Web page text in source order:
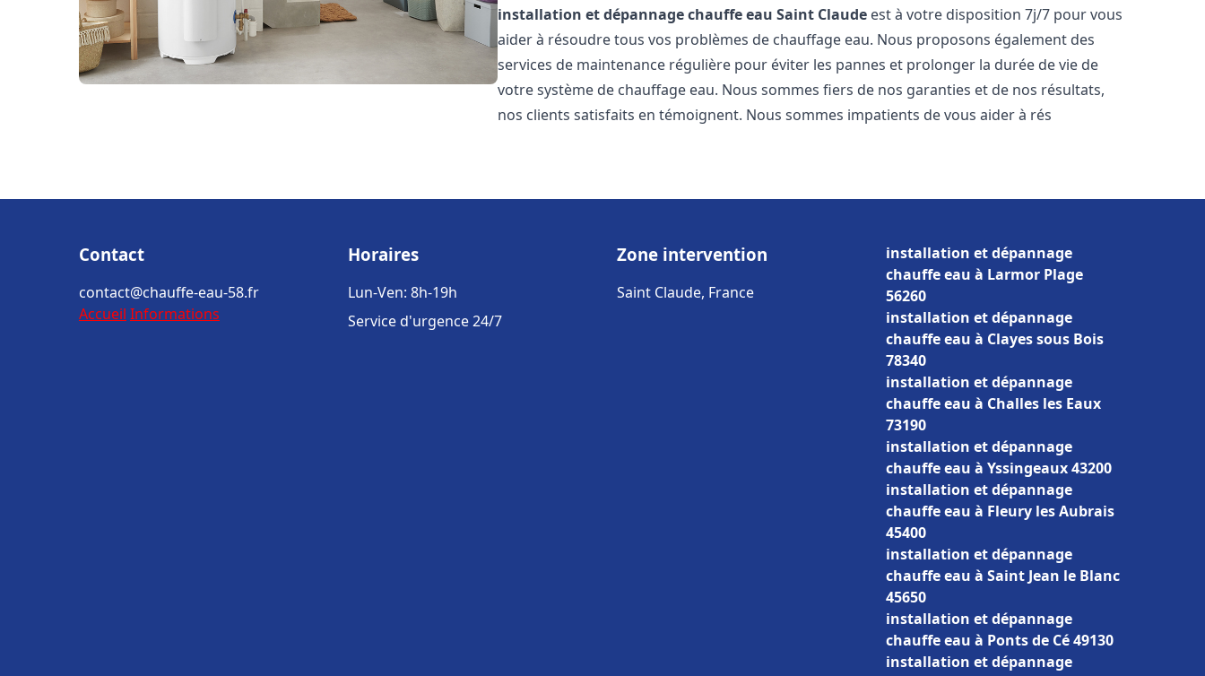
installation et dépannage chauffe eau Saint Claude est à votre disposition 7j/7 pour vous
aider à résoudre tous vos problèmes de chauffage eau. Nous proposons également des
services de maintenance régulière pour éviter les pannes et prolonger la durée de vie de
votre système de chauffage eau. Nous sommes fiers de nos garanties et de nos résultats,
nos clients satisfaits en témoignent. Nous sommes impatients de vous aider à rés
Contact
contact@chauffe-eau-58.fr
Accueil Informations
Horaires
Lun-Ven: 8h-19h
Service d'urgence 24/7
Zone intervention
Saint Claude, France
installation et dépannage
chauffe eau à Larmor Plage
56260
installation et dépannage
chauffe eau à Clayes sous Bois
78340
installation et dépannage
chauffe eau à Challes les Eaux
73190
installation et dépannage
chauffe eau à Yssingeaux 43200
installation et dépannage
chauffe eau à Fleury les Aubrais
45400
installation et dépannage
chauffe eau à Saint Jean le Blanc
45650
installation et dépannage
chauffe eau à Ponts de Cé 49130
installation et dépannage